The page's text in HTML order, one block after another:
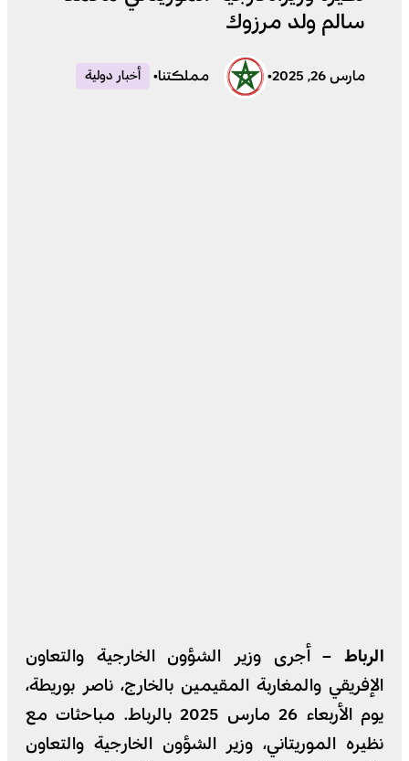
سالم ولد مرزوك
مارس 26, 2025 • مملكتنا• أخبار دولية
الرباط –أجرى وزير الشؤون الخارجية والتعاون
الإفريقي والمغاربة المقيمين بالخارج، ناصر بوريطة،
يوم الأربعاء 26 مارس 2025 بالرباط. مباحثات مع
نظيره الموريتاني، وزير الشؤون الخارجية والتعاون